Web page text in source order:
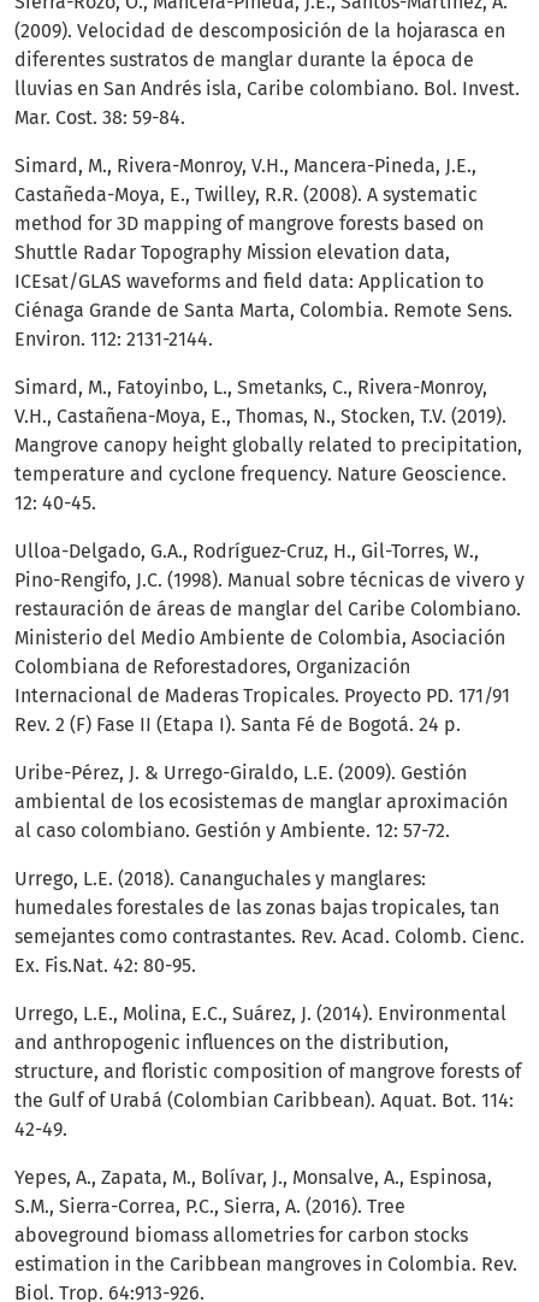
(2009). Velocidad de descomposición de la hojarasca en
diferentes sustratos de manglar durante la época de
lluvias en San Andrés isla, Caribe colombiano. Bol. Invest.
Mar. Cost. 38: 59-84.
Simard, M., Rivera-Monroy, V.H., Mancera-Pineda, J.E.,
Castañeda-Moya, E., Twilley, R.R. (2008). A systematic
method for 3D mapping of mangrove forests based on
Shuttle Radar Topography Mission elevation data,
ICEsat/GLAS waveforms and field data: Application to
Ciénaga Grande de Santa Marta, Colombia. Remote Sens.
Environ. 112: 2131-2144.
Simard, M., Fatoyinbo, L., Smetanks, C., Rivera-Monroy,
V.H., Castañena-Moya, E., Thomas, N., Stocken, T.V. (2019).
Mangrove canopy height globally related to precipitation,
temperature and cyclone frequency. Nature Geoscience.
12: 40-45.
Ulloa-Delgado, G.A., Rodríguez-Cruz, H., Gil-Torres, W.,
Pino-Rengifo, J.C. (1998). Manual sobre técnicas de vivero y
restauración de áreas de manglar del Caribe Colombiano.
Ministerio del Medio Ambiente de Colombia, Asociación
Colombiana de Reforestadores, Organización
Internacional de Maderas Tropicales. Proyecto PD. 171/91
Rev. 2 (F) Fase II (Etapa I). Santa Fé de Bogotá. 24 p.
Uribe-Pérez, J. & Urrego-Giraldo, L.E. (2009). Gestión
ambiental de los ecosistemas de manglar aproximación
al caso colombiano. Gestión y Ambiente. 12: 57-72.
Urrego, L.E. (2018). Cananguchales y manglares:
humedales forestales de las zonas bajas tropicales, tan
semejantes como contrastantes. Rev. Acad. Colomb. Cienc.
Ex. Fis.Nat. 42: 80-95.
Urrego, L.E., Molina, E.C., Suárez, J. (2014). Environmental
and anthropogenic influences on the distribution,
structure, and floristic composition of mangrove forests of
the Gulf of Urabá (Colombian Caribbean). Aquat. Bot. 114:
42-49.
Yepes, A., Zapata, M., Bolívar, J., Monsalve, A., Espinosa,
S.M., Sierra-Correa, P.C., Sierra, A. (2016). Tree
aboveground biomass allometries for carbon stocks
estimation in the Caribbean mangroves in Colombia. Rev.
Biol. Trop. 64:913-926.